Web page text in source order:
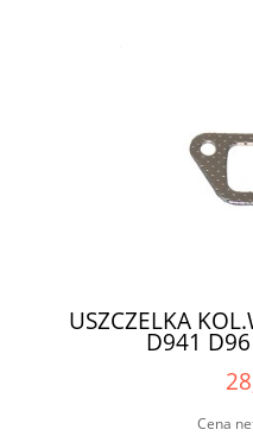
USZCZELKA
D941
Cena